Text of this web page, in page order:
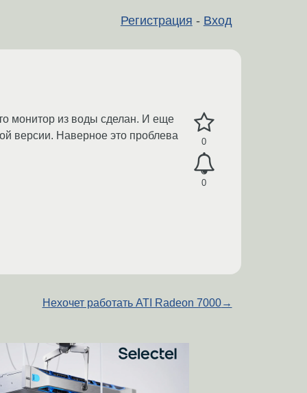
Регистрация - Вход
0
0
монитор из воды сделан. И еще
версии. Наверное это проблева
Нехочет работать ATI Radeon 7000→